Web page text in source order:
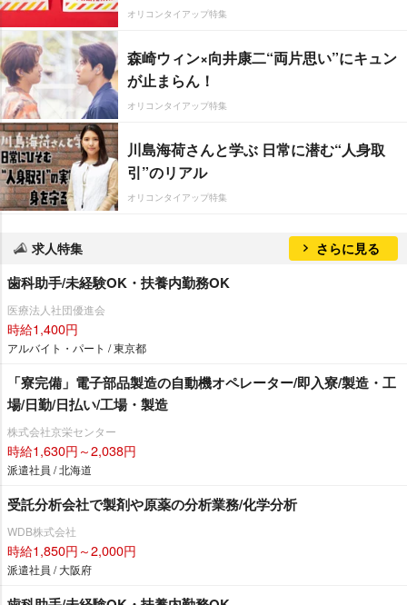
オリコンタイアップ特集
森崎ウィン×向井康二“両片思い”にキュン
が止まらん！
オリコンタイアップ特集
川島海荷さんと学ぶ 日常に潜む“人身取
引”のリアル
オリコンタイアップ特集
求人特集 さらに見る
歯科助手/未経験OK・扶養内勤務OK
医療法人社団優進会
時給1,400円
アルバイト・パート / 東京都
「寮完備」電子部品製造の自動機オペレーター/即入寮/製造・工
場/日勤/日払い/工場・製造
株式会社京栄センター
時給1,630円～2,038円
派遣社員 / 北海道
受託分析会社で製剤や原薬の分析業務/化学分析
WDB株式会社
時給1,850円～2,000円
派遣社員 / 大阪府